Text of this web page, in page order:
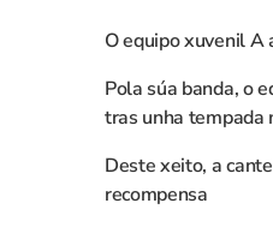
O equipo xuvenil A
Pola súa banda, o
tras unha tempada
Deste xeito, a
recompensa